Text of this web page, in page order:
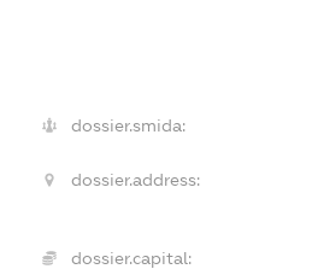
dossier.smida:
dossier.address:
dossier.capital: